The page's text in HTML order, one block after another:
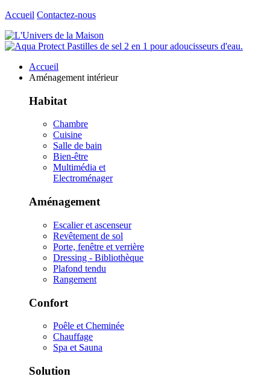
Accueil Contactez-nous
Accueil
Aménagement intérieur
Habitat
Chambre
Cuisine
Salle de bain
Bien-être
Multimédia et
Electroménager
Aménagement
Escalier et ascenseur
Revêtement de sol
Porte, fenêtre et verrière
Dressing - Bibliothèque
Plafond tendu
Rangement
Confort
Poêle et Cheminée
Chauffage
Spa et Sauna
Solution